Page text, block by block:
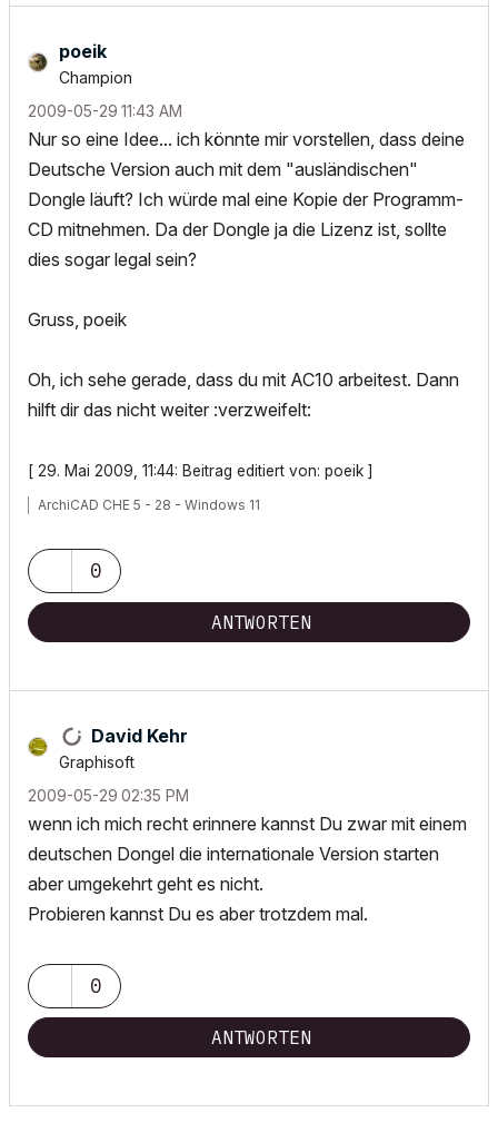
poeik
Champion
‎2009-05-29 11:43 AM
Nur so eine Idee... ich könnte mir vorstellen, dass deine
Deutsche Version auch mit dem "ausländischen"
Dongle läuft? Ich würde mal eine Kopie der Programm-
CD mitnehmen. Da der Dongle ja die Lizenz ist, sollte
dies sogar legal sein?
Gruss, poeik
Oh, ich sehe gerade, dass du mit AC10 arbeitest. Dann
hilft dir das nicht weiter :verzweifelt:
[ 29. Mai 2009, 11:44: Beitrag editiert von: poeik ]
ArchiCAD CHE 5 - 28 - Windows 11
0
ANTWORTEN
David Kehr
Graphisoft
‎2009-05-29 02:35 PM
wenn ich mich recht erinnere kannst Du zwar mit einem
deutschen Dongel die internationale Version starten
aber umgekehrt geht es nicht.
Probieren kannst Du es aber trotzdem mal.
0
ANTWORTEN